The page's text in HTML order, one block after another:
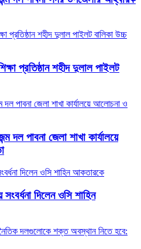
প্রতিষ্ঠান শহীদ দুলাল পাইলট
দল পাবনা জেলা শাখা কার্যালয়ে
দিলেন ওসি শাহিন